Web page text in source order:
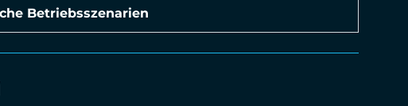
Betriebsszenarien